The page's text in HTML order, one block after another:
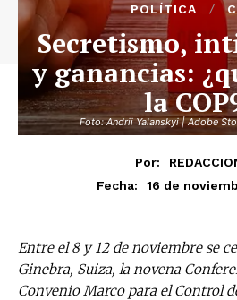
Foto: Andrii Yalanskyi | Adobe
POLÍTICA
Secretismo,
y ganancias:
la
Por:
Fecha:
16 de
Entre el 8 y 12 de noviembre se
Ginebra, Suiza, la novena
Convenio Marco para el Control